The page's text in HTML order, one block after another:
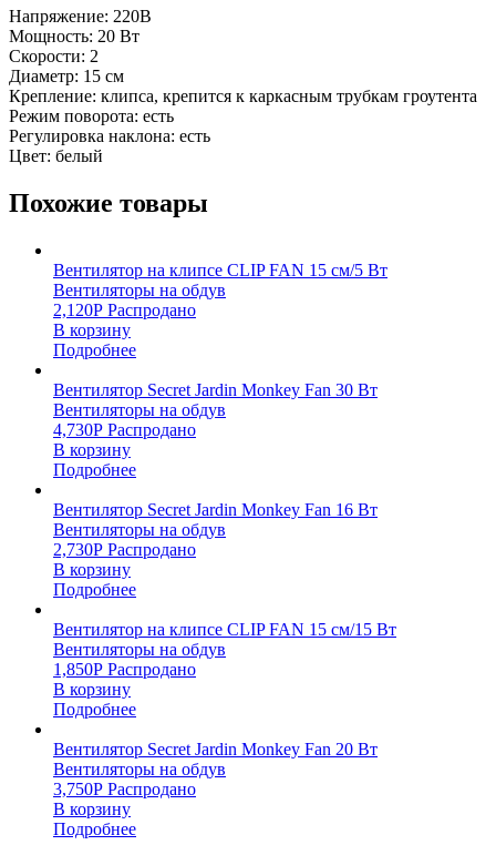
Напряжение: 220В
Мощность: 20 Вт
Скорости: 2
Диаметр: 15 см
Крепление: клипса, крепится к каркасным трубкам гроутента
Режим поворота: есть
Регулировка наклона: есть
Цвет: белый
Похожие товары
Вентилятор на клипсе CLIP FAN 15 см/5 Вт
Вентиляторы на обдув
2,120Р Распродано
В корзину
Подробнее
Вентилятор Secret Jardin Monkey Fan 30 Вт
Вентиляторы на обдув
4,730Р Распродано
В корзину
Подробнее
Вентилятор Secret Jardin Monkey Fan 16 Вт
Вентиляторы на обдув
2,730Р Распродано
В корзину
Подробнее
Вентилятор на клипсе CLIP FAN 15 см/15 Вт
Вентиляторы на обдув
1,850Р Распродано
В корзину
Подробнее
Вентилятор Secret Jardin Monkey Fan 20 Вт
Вентиляторы на обдув
3,750Р Распродано
В корзину
Подробнее